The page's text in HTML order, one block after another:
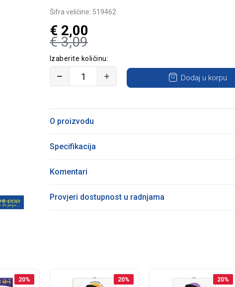
Šifra veličine: 519462
€ 3,09
€ 2,00
Izaberite količinu:
Dodaj u korpu
O proizvodu
Specifikacija
Komentari
Provjeri dostupnost u radnjama
20% 20% 20%